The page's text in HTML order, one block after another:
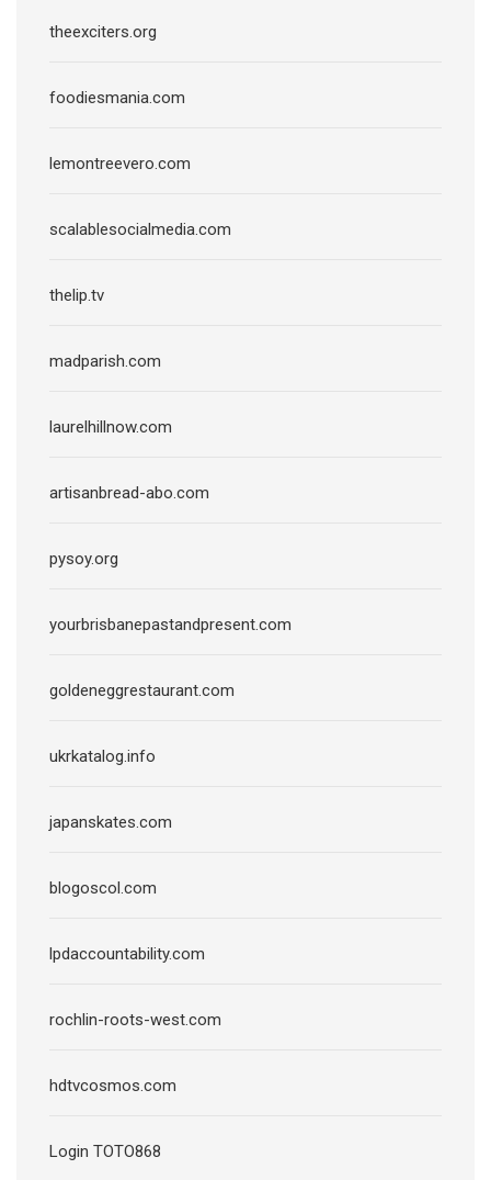
theexciters.org
foodiesmania.com
lemontreevero.com
scalablesocialmedia.com
thelip.tv
madparish.com
laurelhillnow.com
artisanbread-abo.com
pysoy.org
yourbrisbanepastandpresent.com
goldeneggrestaurant.com
ukrkatalog.info
japanskates.com
blogoscol.com
lpdaccountability.com
rochlin-roots-west.com
hdtvcosmos.com
Login TOTO868